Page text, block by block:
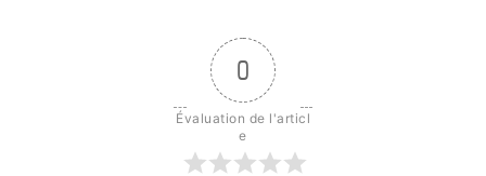
0
Évaluation de l'articl
e